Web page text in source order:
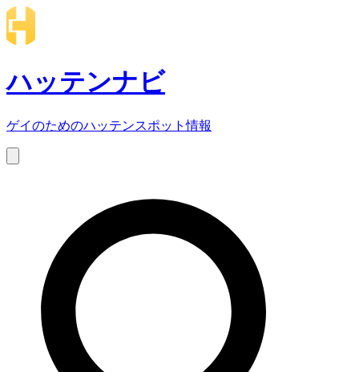
ハッテンナビ
ゲイのためのハッテンスポット情報